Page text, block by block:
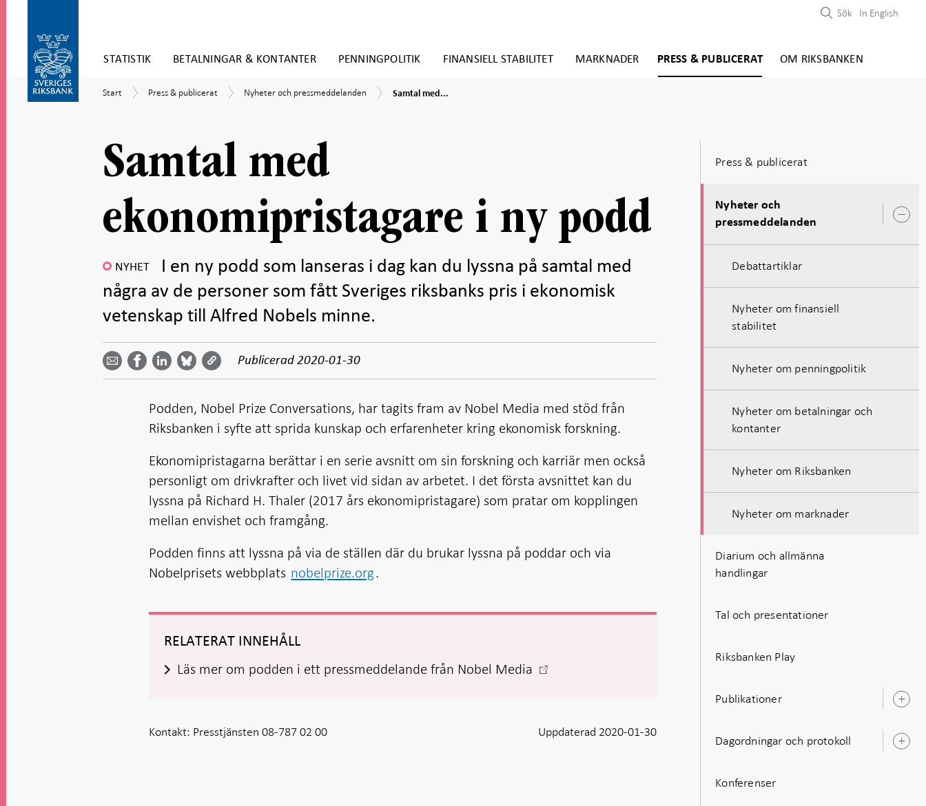
direkt
innehåll
STATISTIK BETALNINGAR & KONTANTER PENNINGPOLITIK FINANSIELL STABILITET MARKNADER PRESS & PUBLICERAT OM RIKSBANKEN
till
Sök In English
Start
Start
Press
Press & publicerat
Nyheter
Nyheter och pressmeddelanden
Samtal
Samtal med...
Samtal med
ekonomipristagare i ny podd
NYHET
I en ny podd som lanseras i dag kan du lyssna på samtal med
några av de personer som fått Sveriges riksbanks pris i ekonomisk
vetenskap till Alfred Nobels minne.
Dela
email -
Öppnas
Dela på
Facebook
- Öppnas
Dela på
LinkedIn
-
Öppnas
på
Bluesky
-
i ny flik
på
Twitter
-
i ny flik
Publicerad 2020-01-30
Podden, Nobel Prize Conversations, har tagits fram av Nobel Media med stöd från
Riksbanken i syfte att sprida kunskap och erfarenheter kring ekonomisk forskning.
Ekonomipristagarna berättar i en serie avsnitt om sin forskning och karriär men också
personligt om drivkrafter och livet vid sidan av arbetet. I det första avsnittet kan du
lyssna på Richard H. Thaler (2017 års ekonomipristagare) som pratar om kopplingen
mellan envishet och framgång.
Podden finns att lyssna på via de ställen där du brukar lyssna på poddar och via
Nobelprisets webbplats nobelprize.org.
RELATERAT INNEHÅLL
Läs mer om podden i ett pressmeddelande från Nobel Media -
flik
Kontakt: Presstjänsten 08-787 02 00 Uppdaterad 2020-01-30
Press & publicerat
Nyheter och
pressmeddelanden
Debattartiklar
Nyheter om finansiell
stabilitet
Nyheter om penningpolitik
Nyheter om betalningar och
kontanter
Nyheter om Riksbanken
Nyheter om marknader
Diarium och allmänna
handlingar
Tal och presentationer
Riksbanken Play
Publikationer
Dagordningar och protokoll
Konferenser